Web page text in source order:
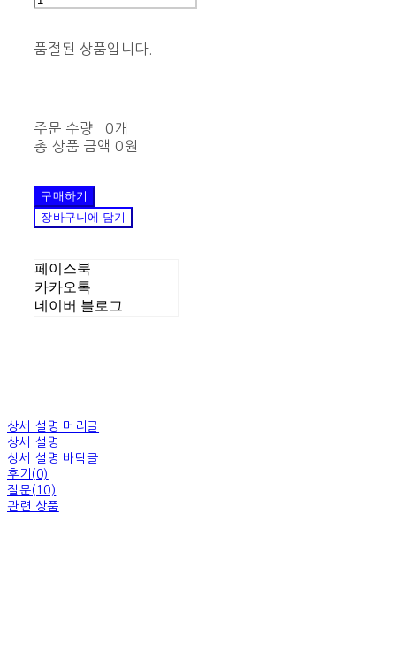
품절된 상품입니다.
주문 수량
0개
총 상품 금액 0원
구매하기
장바구니에 담기
페이스북
카카오톡
네이버 블로그
상세 설명 머리글
상세 설명
상세 설명 바닥글
후기(0)
질문(10)
관련 상품